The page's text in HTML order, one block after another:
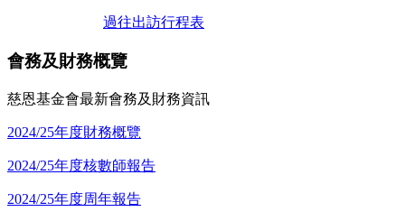
過往出訪行程表
會務及財務概覽
慈恩基金會最新會務及財務資訊
2024/25年度財務概覽
2024/25年度核數師報告
2024/25年度周年報告